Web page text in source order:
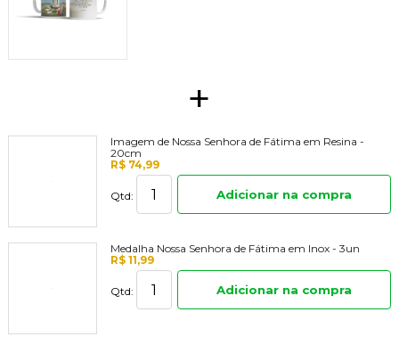
+
Imagem de Nossa Senhora de Fátima em Resina -
20cm
R$ 74,99
Qtd: Adicionar na compra
Medalha Nossa Senhora de Fátima em Inox - 3un
R$ 11,99
Qtd: Adicionar na compra